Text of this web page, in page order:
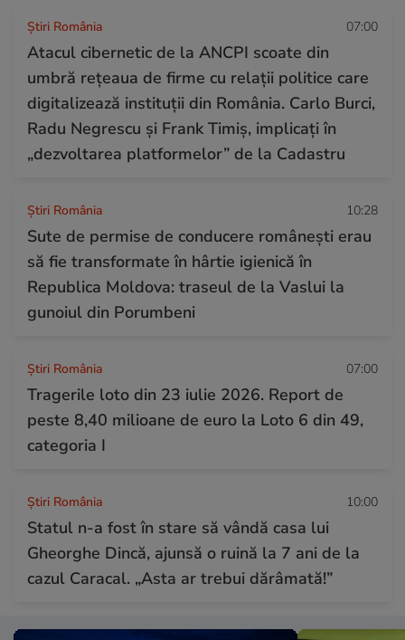
Știri România 07:00
Atacul cibernetic de la ANCPI scoate din
umbră rețeaua de firme cu relații politice care
digitalizează instituții din România. Carlo Burci,
Radu Negrescu și Frank Timiș, implicați în
„dezvoltarea platformelor” de la Cadastru
Știri România 10:28
Sute de permise de conducere românești erau
să fie transformate în hârtie igienică în
Republica Moldova: traseul de la Vaslui la
gunoiul din Porumbeni
Știri România 07:00
Tragerile loto din 23 iulie 2026. Report de
peste 8,40 milioane de euro la Loto 6 din 49,
categoria I
Știri România 10:00
Statul n-a fost în stare să vândă casa lui
Gheorghe Dincă, ajunsă o ruină la 7 ani de la
cazul Caracal. „Asta ar trebui dărâmată!”